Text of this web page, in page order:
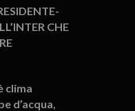
CHE
clima
d’acqua,